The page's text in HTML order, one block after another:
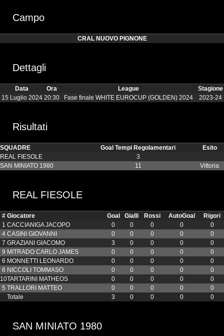
Campo
CRAL NUOVO PIGNONE
Dettagli
Data Ora League
Stagione
15 Luglio 2024 20:30 Fase finale WHITE EUROCUP (GOLDEN) 2024 2023-24
Risultati
SQUADRE Goal Tempi Regolamentari
Esito
REAL FIESOLE
3
SAN MINIATO 1980
11 Vittoria
REAL FIESOLE
# Giocatore Goal Gialli Rossi AutoGoal
Rigori
1 CACCIANIGA JACOPO 0 0 0 0
0
4 CASINI GIOVANNI 0 0 0 0
0
7 GRAZIANI GIACOMO 3 0 0 0
0
9 MITRADO CARLO JAMES 0 0 0 0
0
6 MONNETTI LEONARDO 0 0 0 0
0
6 NICCOLI TOMMASO 0 0 0 0
0
10TARTARINI MATHEOS 0 0 0 0
0
5 TRALLORI MATTEO 0 0 0 0
0
Totale
3 0 0 0 0
SAN MINIATO 1980